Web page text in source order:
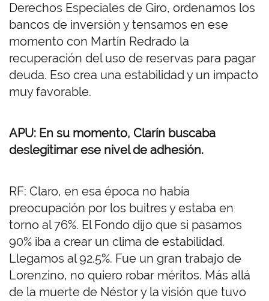
Derechos Especiales de Giro, ordenamos los
bancos de inversión y tensamos en ese
momento con Martín Redrado la
recuperación del uso de reservas para pagar
deuda. Eso crea una estabilidad y un impacto
muy favorable.
APU: En su momento, Clarín buscaba
deslegitimar ese nivel de adhesión.
RF: Claro, en esa época no había
preocupación por los buitres y estaba en
torno al 76%. El Fondo dijo que si pasamos
90% iba a crear un clima de estabilidad.
Llegamos al 92.5%. Fue un gran trabajo de
Lorenzino, no quiero robar méritos. Más allá
de la muerte de Néstor y la visión que tuvo